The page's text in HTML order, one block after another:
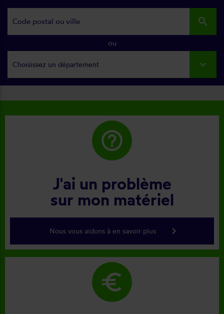
search
ou
Choisissez un département
help_outline
J'ai un problème
sur mon matériel
Nous vous aidons à en savoir plus keyboard_arrow_right
euro